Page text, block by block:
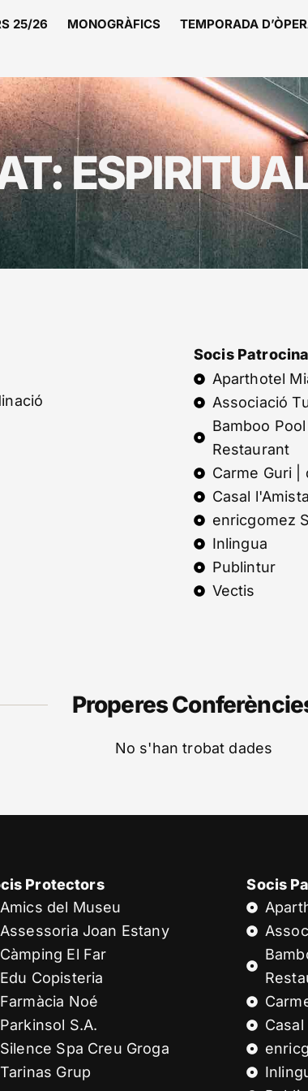
25/26 MONOGRÀFICS TEMPORADA
Socis
Aparthotel
Associació
Bamboo
Restaurant
Carme Guri
Casal
enricgomez
Inlingua
Publintur
Vectis
Properes
No s'han trobat dades
Protectors
Amics del Museu
Assessoria Joan Estany
Càmping El Far
Edu Copisteria
Farmàcia Noé
Parkinsol S.A.
Silence Spa Creu Groga
Tarinas Grup
Socis